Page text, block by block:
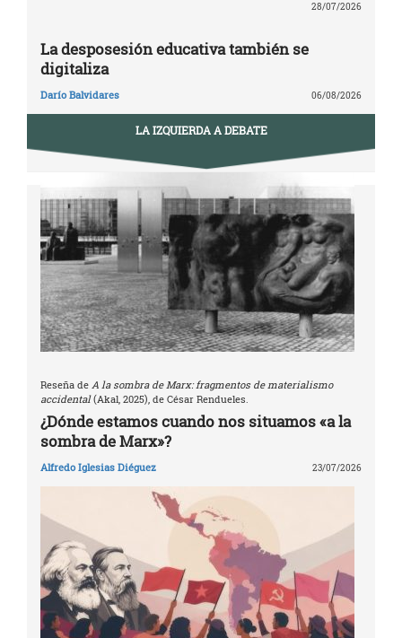
28/07/2026
La desposesión educativa también se
digitaliza
Darío Balvidares 06/08/2026
LA IZQUIERDA A DEBATE
Reseña de A la sombra de Marx: fragmentos de materialismo
accidental(Akal, 2025), de César Rendueles.
¿Dónde estamos cuando nos situamos «a la
sombra de Marx»?
Alfredo Iglesias Diéguez 23/07/2026